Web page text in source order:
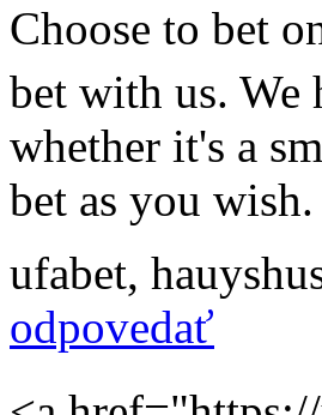
Choose to bet
bet with us. We
whether it's a
bet as you wish.
ufabet,
odpovedať